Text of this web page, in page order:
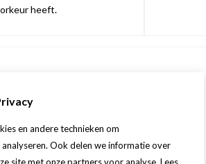
heeft.
en andere technieken om
Ook delen we informatie over